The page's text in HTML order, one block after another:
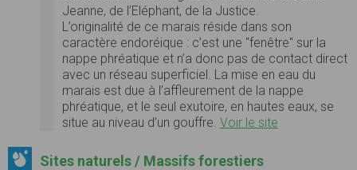
Jeanne, de l’Eléphant, de la Justice.
L’originalité de ce marais réside dans son
caractère endoréique : c’est une "fenêtre" sur la
nappe phréatique et n’a donc pas de contact direct
avec un réseau superficiel. La mise en eau du
marais est due à l’affleurement de la nappe
phréatique, et le seul exutoire, en hautes eaux, se
situe au niveau d’un gouffre. Voir le site
Sites naturels / Massifs forestiers